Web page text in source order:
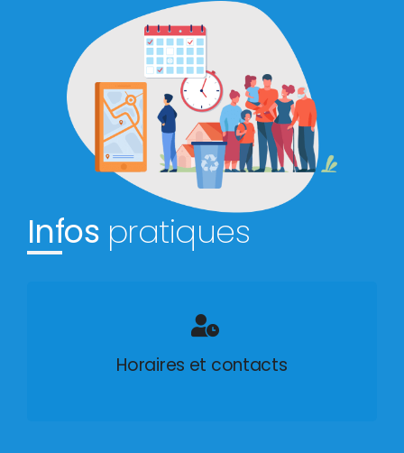
Infos pratiques
Horaires et contacts